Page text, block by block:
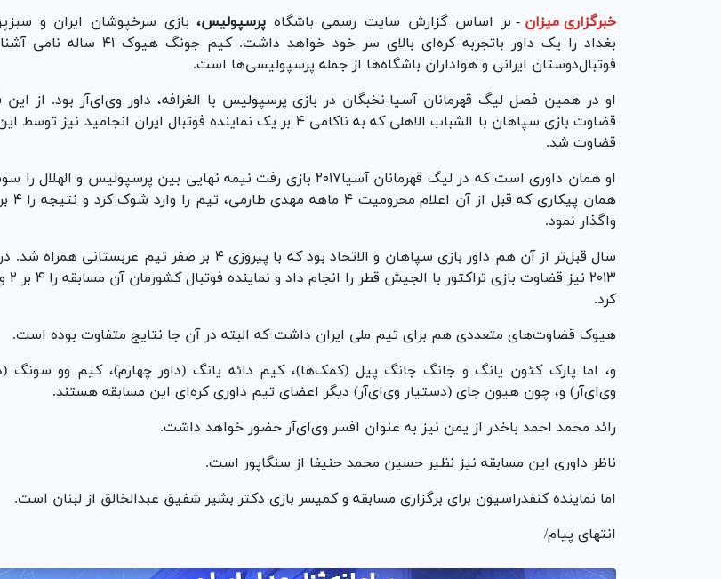
خبرگزاری میزان - بر اساس گزارش سایت رسمی باشگاه پرسپولیس،بازی سرخپوشان ایران و
بغداد را یک داور باتجربه کره‌ای بالای سر خود خواهد داشت. کیم جونگ
فوتبال‌دوستان ایرانی و هواداران باشگاه‌ها از جمله پرسپولیسی‌ها است.
او در همین فصل لیگ قهرمانان آسیا-نخبگان در بازی پرسپولیس با الغرافه، داور وی‌ای‌آر بود. از
قضاوت بازی سپاهان با الشباب الاهلی که به ناکامی ۴ بر یک نماینده فوتبال ایران انجامید نیز
قضاوت شد.
او همان داوری است که در لیگ قهرمانان آسیا۲۰۱۷ بازی رفت نیمه نهایی بین پرسپولیس و الهلال
همان
واگذار نمود.
سال قبل‌تر از آن هم داور بازی سپاهان و الاتحاد بود که با پیروزی ۴ بر صفر تیم عربستانی
۲۰۱۳ نیز
کرد.
هیوک قضاوت‌های متعددی هم برای تیم ملی ایران داشت که البته در آن جا نتایج متفاوت بوده است.
و، اما پارک کئون یانگ و جانگ جانگ پیل (کمک‌ها)، کیم دائه یانگ (داور چهارم)، کیم وو سونگ
وی‌ای‌آر) و، چون هیون جای (دستیار وی‌ای‌آر) دیگر اعضای تیم داوری کره‌ای این مسابقه هستند.
رائد محمد احمد باخدر از یمن نیز به عنوان افسر وی‌ای‌آر حضور خواهد داشت.
ناظر داوری این مسابقه نیز نظیر حسین محمد حنیفا از سنگاپور است.
اما نماینده کنفدراسیون برای برگزاری مسابقه و کمیسر بازی دکتر بشیر شفیق عبدالخالق از لبنان است.
انتهای پیام/